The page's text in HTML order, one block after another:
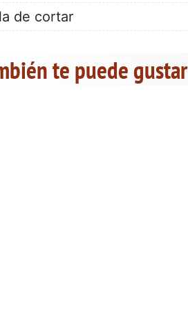
de cortar
te puede gustar